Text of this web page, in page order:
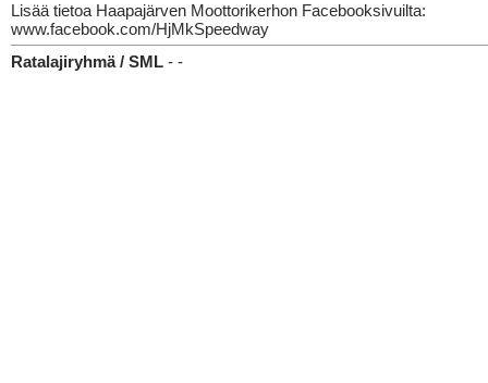
Lisää tietoa Haapajärven Moottorikerhon Facebooksivuilta:
www.facebook.com/HjMkSpeedway
Ratalajiryhmä / SML - -